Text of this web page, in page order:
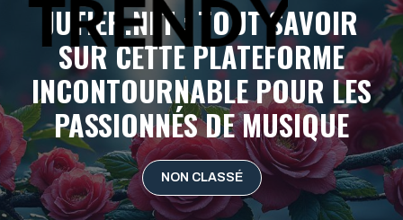
JUTIER.NET : TOUT SAVOIR
SUR CETTE PLATEFORME
INCONTOURNABLE POUR LES
PASSIONNÉS DE MUSIQUE
NON CLASSÉ